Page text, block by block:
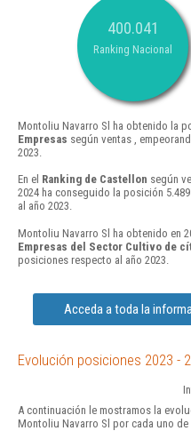
400.041
Ranking Nacional
Montoliu Navarro Sl ha obtenido la
Empresas según ventas ,
2023.
En el Ranking de Castellon según
2024 ha conseguido la posición
al año 2023.
Montoliu Navarro Sl ha obtenido en
Empresas del Sector Cultivo de
posiciones respecto al año 2023.
Acceda a toda la
Evolución posiciones 2023 -
A continuación le mostramos la
Montoliu Navarro Sl por cada uno